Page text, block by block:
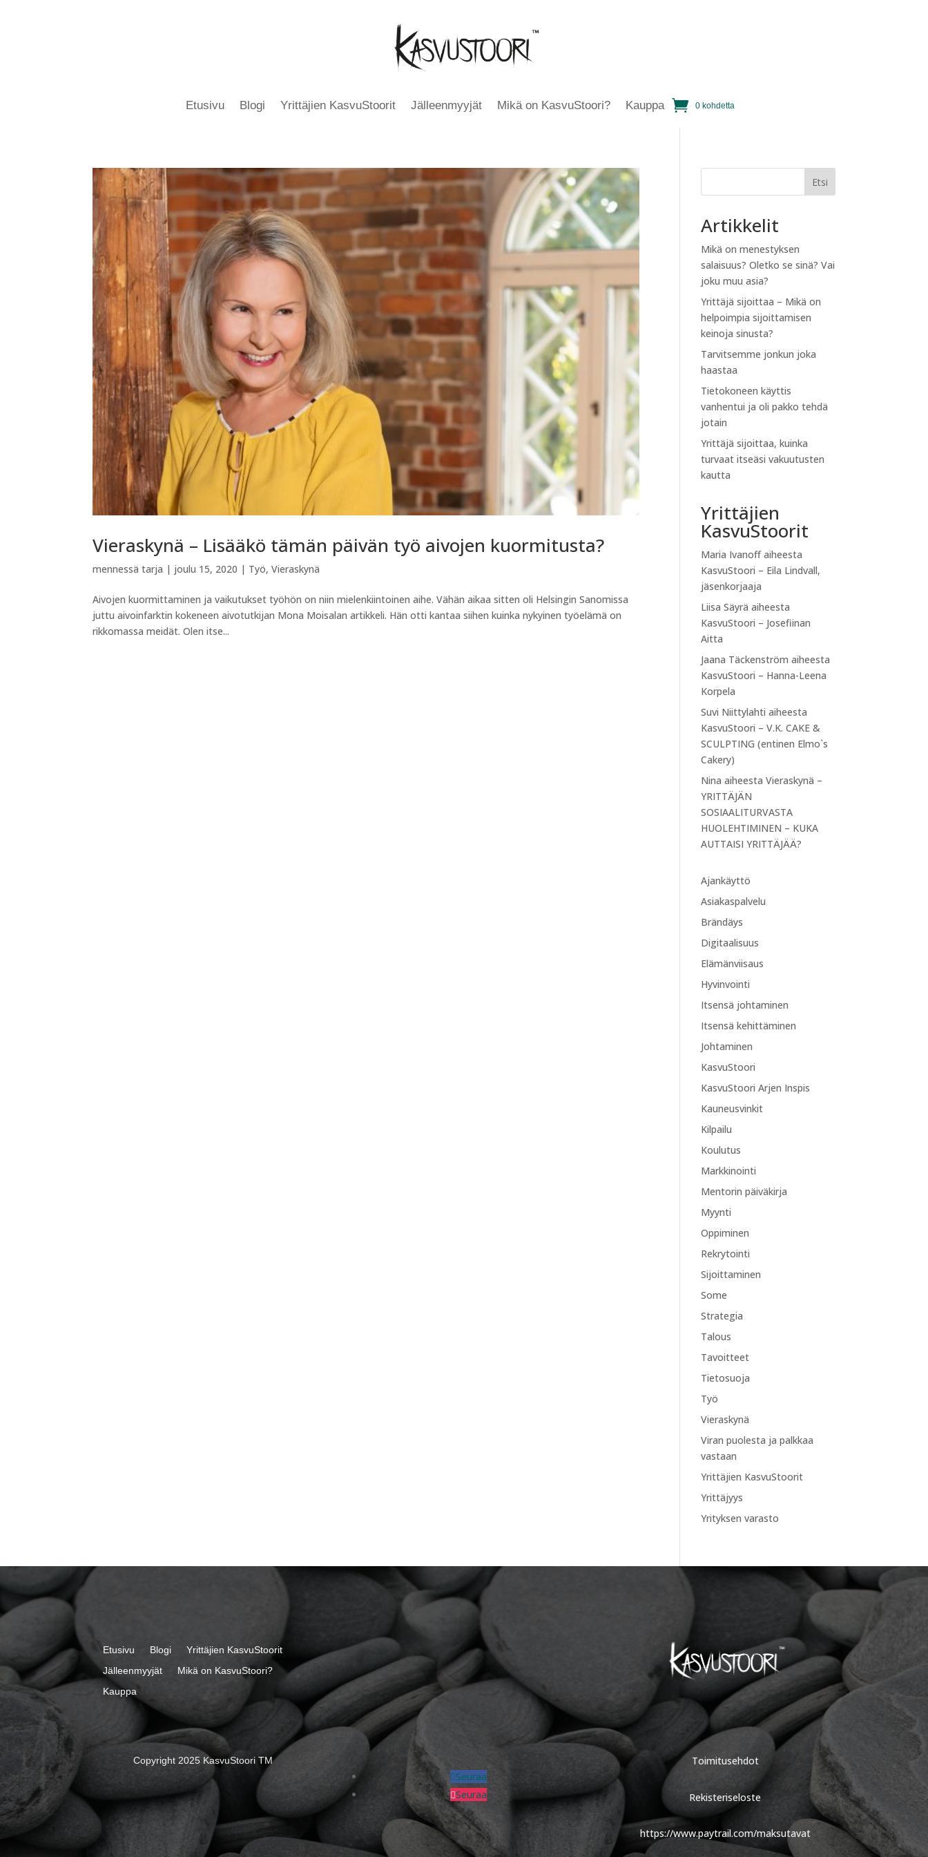
Etusivu Blogi Yrittäjien KasvuStoorit Jälleenmyyjät Mikä on KasvuStoori? Kauppa 0 kohdetta
Vieraskynä – Lisääkö tämän päivän työ aivojen kuormitusta?
mennessätarja | joulu 15, 2020 | Työ,Vieraskynä
Aivojen kuormittaminen ja vaikutukset työhön on niin mielenkiintoinen aihe. Vähän aikaa sitten oli Helsingin Sanomissa
juttu aivoinfarktin kokeneen aivotutkijan Mona Moisalan artikkeli. Hän otti kantaa siihen kuinka nykyinen työelämä on
rikkomassa meidät. Olen itse...
Etsi
Artikkelit
Mikä on menestyksen
salaisuus? Oletko se sinä? Vai
joku muu asia?
Yrittäjä sijoittaa – Mikä on
helpoimpia sijoittamisen
keinoja sinusta?
Tarvitsemme jonkun joka
haastaa
Tietokoneen käyttis
vanhentui ja oli pakko tehdä
jotain
Yrittäjä sijoittaa, kuinka
turvaat itseäsi vakuutusten
kautta
Yrittäjien
KasvuStoorit
Maria Ivanoffaiheesta
KasvuStoori – Eila Lindvall,
jäsenkorjaaja
Liisa Säyrä aiheesta
KasvuStoori – Josefiinan
Aitta
Jaana Täckenström aiheesta
KasvuStoori – Hanna-Leena
Korpela
Suvi Niittylahti aiheesta
KasvuStoori – V.K. CAKE &
SCULPTING (entinen Elmo`s
Cakery)
Nina aiheestaVieraskynä –
YRITTÄJÄN
SOSIAALITURVASTA
HUOLEHTIMINEN – KUKA
AUTTAISI YRITTÄJÄÄ?
Ajankäyttö
Asiakaspalvelu
Brändäys
Digitaalisuus
Elämänviisaus
Hyvinvointi
Itsensä johtaminen
Itsensä kehittäminen
Johtaminen
KasvuStoori
KasvuStoori Arjen Inspis
Kauneusvinkit
Kilpailu
Koulutus
Markkinointi
Mentorin päiväkirja
Myynti
Oppiminen
Rekrytointi
Sijoittaminen
Some
Strategia
Talous
Tavoitteet
Tietosuoja
Työ
Vieraskynä
Viran puolesta ja palkkaa
vastaan
Yrittäjien KasvuStoorit
Yrittäjyys
Yrityksen varasto
Etusivu Blogi
Yrittäjien KasvuStoorit
Jälleenmyyjät
Mikä on KasvuStoori?
Kauppa
Copyright 2025 KasvuStoori TM
Seuraa
Seuraa
Toimitusehdot
Rekisteriseloste
https://www.paytrail.com/maksutavat